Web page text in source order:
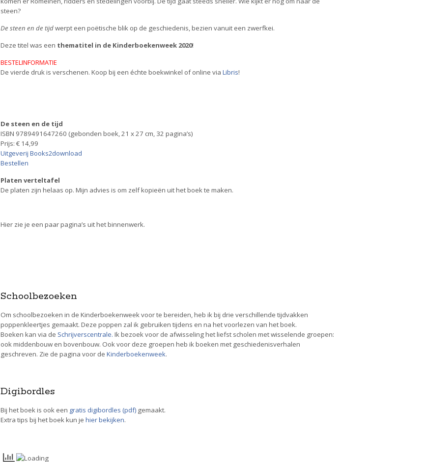
steen?
De steen en de tijdwerpt een poëtische blik op de geschiedenis, bezien vanuit een zwerfkei.
Deze titel was een thematitel in de Kinderboekenweek 2020!
BESTELINFORMATIE
De vierde druk is verschenen. Koop bij een échte boekwinkel of online via Libris!
De steen en de tijd
ISBN 9789491647260 (gebonden boek, 21 x 27 cm, 32 pagina’s)
Prijs: € 14,99
Uitgeverij Books2download
Bestellen
Platen verteltafel
De platen zijn helaas op. Mijn advies is om zelf kopieën uit het boek te maken.
Hier zie je een paar pagina’s uit het binnenwerk.
Schoolbezoeken
Om schoolbezoeken in de Kinderboekenweek voor te bereiden, heb ik bij drie verschillende tijdvakken
poppenkleertjes gemaakt. Deze poppen zal ik gebruiken tijdens en na het voorlezen van het boek.
Boeken kan via de Schrijverscentrale. Ik bezoek voor de afwisseling het liefst scholen met wisselende groepen:
ook middenbouw en bovenbouw. Ook voor deze groepen heb ik boeken met geschiedenisverhalen
geschreven. Zie de pagina voor de Kinderboekenweek.
Digibordles
Bij het boek is ook een gratis digibordles (pdf) gemaakt.
Extra tips bij het boek kun je hier bekijken.